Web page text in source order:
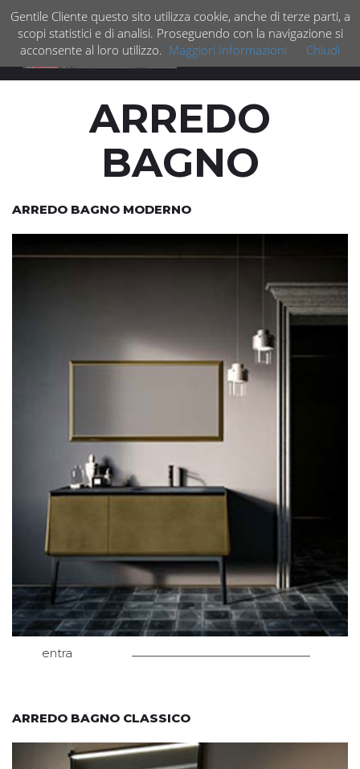
barra
ARREDO
BAGNO
ARREDO BAGNO MODERNO
entra
ARREDO BAGNO CLASSICO
Gentile Cliente questo sito utilizza cookie, anche di terze parti, a
scopi statistici e di analisi. Proseguendo con la navigazione si
acconsente al loro utilizzo. Maggiori Informazioni Chiudi